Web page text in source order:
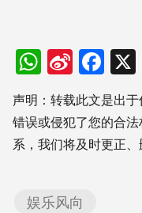
Sina
声明：转载此文是出
错误或侵犯了您的合
系，我们将及时更正
娱乐风向